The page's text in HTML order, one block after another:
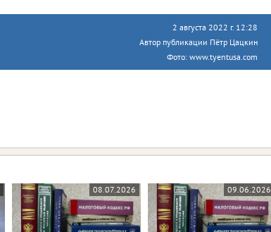
2 августа 2022 г. 12:28
Автор публикации Пётр Цацкин
Фото: www.tyentusa.com
08.07.2026 09.06.2026